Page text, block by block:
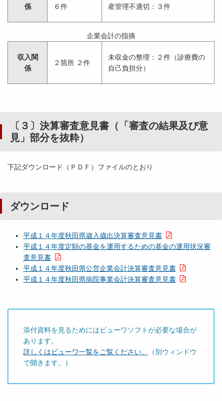
係
６件
産管理不適切：３件
企業会計の指摘
収入関
係
２箇所 ２件
未収金の整理：２件（診療費の
自己負担分）
〔３〕決算審査意見書（「審査の結果及び意
見」部分を抜粋）
下記ダウンロード（ＰＤＦ）ファイルのとおり
ダウンロード
平成１４年度秋田県歳入歳出決算審査意見書
平成１４年度定額の基金を運用するための基金の運用状況審
査意見書
平成１４年度秋田県公営企業会計決算審査意見書
平成１４年度秋田県病院事業会計決算審査意見書
添付資料を見るためにはビューワソフトが必要な場合が
あります。
詳しくはビューワ一覧をご覧ください。
（別ウィンドウ
で開きます。）